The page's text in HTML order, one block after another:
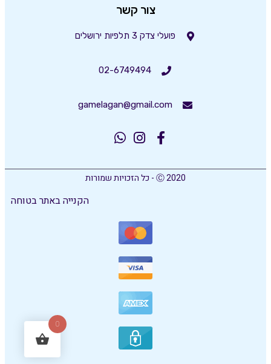
צור קשר
פועלי צדק 3 תלפיות ירושלים
02-6749494
gamelagan@gmail.com
Ⓒ 2020 - כל הזכויות שמורות
הקנייה באתר בטוחה
0